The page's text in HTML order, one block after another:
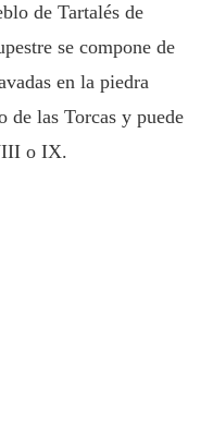
de Tartalés de
se compone de
en la piedra
de las Torcas y puede
o IX.